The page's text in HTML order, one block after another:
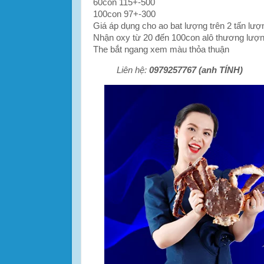
60con 115+-500
100con 97+-300
Giá áp dụng cho ao bat lượng trên 2 tấn
Nhận oxy từ 20 đến 100con alô thương
The bắt ngang xem màu thỏa thuận
Liên hệ: 0979257767 (anh TÍNH)